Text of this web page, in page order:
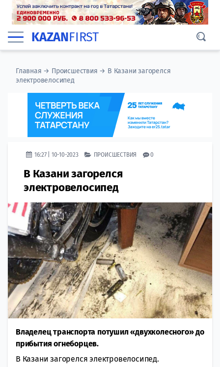
KAZANFIRST
Главная → Происшествия → В Казани загорелся
электровелосипед
16:27 | 10-10-2023 ПРОИСШЕСТВИЯ 0
В Казани загорелся
электровелосипед
Владелец транспорта потушил «двухколесного» до
прибытия огнеборцев.
В Казани загорелся электровелосипед.